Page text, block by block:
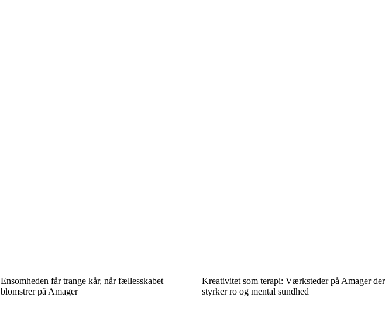
Ensomheden får trange kår, når fællesskabet
blomstrer på Amager
Kreativitet som terapi: Værksteder på Amager der
styrker ro og mental sundhed